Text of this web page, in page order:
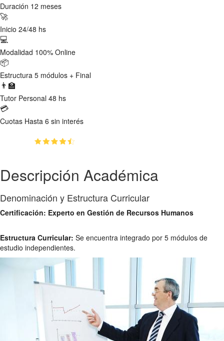
Duración 12 meses
🚀
Inicio 24/48 hs
💻
Modalidad 100% Online
📦
Estructura 5 módulos + Final
👨‍🏫
Tutor Personal 48 hs
💳
Cuotas Hasta 6 sin interés
Descripción Académica
Denominación y Estructura Curricular
Certificación: Experto en Gestión de Recursos Humanos
Estructura Curricular: Se encuentra integrado por 5 módulos de
estudio independientes.